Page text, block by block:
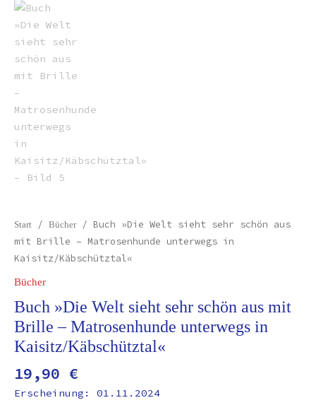
Start / Bücher/ Buch »Die Welt sieht sehr schön aus
mit Brille – Matrosenhunde unterwegs in
Kaisitz/Käbschütztal«
Bücher
Buch »Die Welt sieht sehr schön aus mit
Brille – Matrosenhunde unterwegs in
Kaisitz/Käbschütztal«
19,90 €
Erscheinung: 01.11.2024